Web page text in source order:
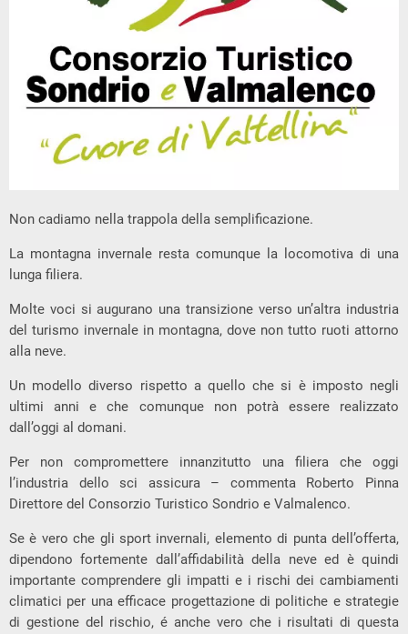
Non cadiamo nella trappola della semplificazione.
La montagna invernale resta comunque la locomotiva di una
lunga filiera.
Molte voci si augurano una transizione verso un’altra industria
del turismo invernale in montagna, dove non tutto ruoti attorno
alla neve.
Un modello diverso rispetto a quello che si è imposto negli
ultimi anni e che comunque non potrà essere realizzato
dall’oggi al domani.
Per non compromettere innanzitutto una filiera che oggi
l’industria dello sci assicura – commenta Roberto Pinna
Direttore del Consorzio Turistico Sondrio e Valmalenco.
Se è vero che gli sport invernali, elemento di punta dell’offerta,
dipendono fortemente dall’affidabilità della neve ed è quindi
importante comprendere gli impatti e i rischi dei cambiamenti
climatici per una efficace progettazione di politiche e strategie
di gestione del rischio, é anche vero che i risultati di questa